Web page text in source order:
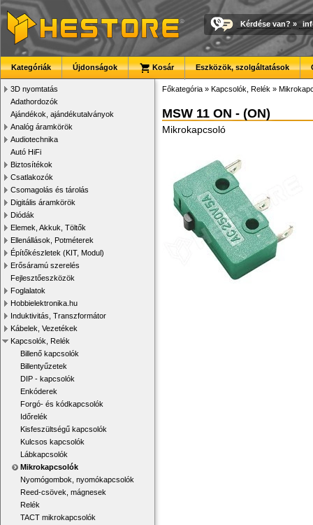
Kérdése van? »
Kategóriák Újdonságok Kosár Eszközök, szolgáltatások
3D nyomtatás
Adathordozók
Ajándékok, ajándékutalványok
Analóg áramkörök
Audiotechnika
Autó HiFi
Biztosítékok
Csatlakozók
Csomagolás és tárolás
Digitális áramkörök
Diódák
Elemek, Akkuk, Töltők
Ellenállások, Potméterek
Építőkészletek (KIT, Modul)
Erősáramú szerelés
Fejlesztőeszközök
Foglalatok
Hobbielektronika.hu
Induktivitás, Transzformátor
Kábelek, Vezetékek
Kapcsolók, Relék
Billenő kapcsolók
Billentyűzetek
DIP - kapcsolók
Enkóderek
Forgó- és kódkapcsolók
Időrelék
Kisfeszültségű kapcsolók
Kulcsos kapcsolók
Lábkapcsolók
Mikrokapcsolók
Nyomógombok, nyomókapcsolók
Reed-csövek, mágnesek
Relék
TACT mikrokapcsolók
Főkategória » Kapcsolók, Relék »
MSW 11 ON - (ON)
Mikrokapcsoló